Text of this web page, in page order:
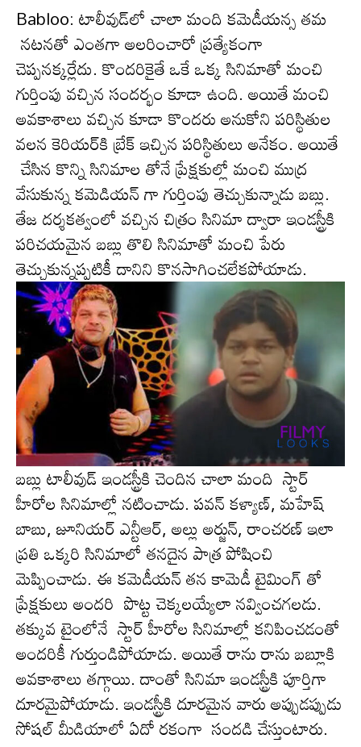
Babloo: టాలీవుడ్‌లో చాలా మంది క‌మెడీయ‌న్స త‌మ
న‌ట‌న‌తో ఎంత‌గా అల‌రించారో ప్ర‌త్యేకంగా
చెప్ప‌నక్క‌ర్లేదు. కొంద‌రికైతే ఒకే ఒక్క సినిమాతో మంచి
గుర్తింపు వ‌చ్చిన సంద‌ర్భం కూడా ఉంది. అయితే మంచి
అవ‌కాశాలు వ‌చ్చిన కూడా కొంద‌రు అనుకోని ప‌రిస్థితుల
వ‌ల‌న కెరియ‌ర్‌కి బ్రేక్ ఇచ్చిన ప‌రిస్థితులు అనేకం. అయితే
చేసిన కొన్ని సినిమాల తోనే ప్రేక్షకుల్లో మంచి ముద్ర
వేసుకున్న కమెడియన్ గా గుర్తింపు తెచ్చుకున్నాడు బబ్లు.
తేజ దర్శకత్వంలో వచ్చిన చిత్రం సినిమా ద్వారా ఇండస్ట్రీకి
పరిచయమైన బబ్లు తొలి సినిమాతో మంచి పేరు
తెచ్చుకున్న‌ప్ప‌టికీ దానిని కొన‌సాగించ‌లేక‌పోయాడు.
బ‌బ్లు టాలీవుడ్ ఇండ‌స్ట్రీకి చెందిన చాలా మంది స్టార్
హీరోల సినిమాల్లో నటించాడు. పవన్ కళ్యాణ్, మహేష్
బాబు, జూనియర్ ఎన్టీఆర్, అల్లు అర్జున్, రాంచరణ్ ఇలా
ప్రతి ఒక్కరి సినిమాలో త‌న‌దైన పాత్ర పోషించి
మెప్పించాడు. ఈ క‌మెడీయ‌న్ త‌న‌ కామెడీ టైమింగ్ తో
ప్రేక్షకులు అందరి పొట్ట చెక్కలయ్యేలా నవ్వించగ‌లడు.
త‌క్కువ టైంలోనే స్టార్ హీరోల సినిమాల్లో కనిపించడంతో
అందరికీ గుర్తుండిపోయాడు. అయితే రాను రాను బ‌బ్లూకి
అవ‌కాశాలు త‌గ్గాయి. దాంతో సినిమా ఇండస్ట్రీకి పూర్తిగా
దూరమైపోయాడు. ఇండ‌స్ట్రీకి దూర‌మైన వారు అప్పుడ‌ప్పుడు
సోష‌ల్ మీడియాలో ఏదో ర‌కంగా సంద‌డి చేస్తుంటారు.